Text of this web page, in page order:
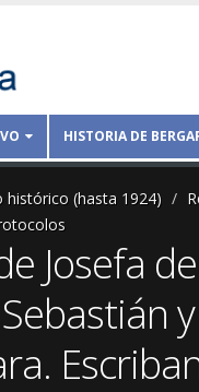
HISTORIA DE
histórico (hasta 1924)
Josefa